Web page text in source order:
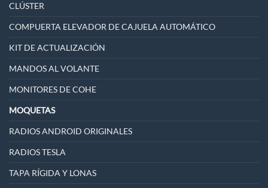
CLÚSTER
COMPUERTA ELEVADOR DE CAJUELA AUTOMÁTICO
KIT DE ACTUALIZACIÓN
MANDOS AL VOLANTE
MONITORES DE COHE
MOQUETAS
RADIOS ANDROID ORIGINALES
RADIOS TESLA
TAPA RÍGIDA Y LONAS